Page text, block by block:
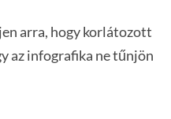
arra, hogy korlátozott
az infografika ne tűnjön